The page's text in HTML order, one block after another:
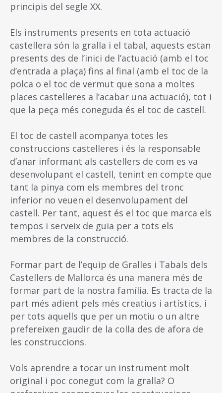
principis del segle XX.
Els instruments presents en tota actuació
castellera són la gralla i el tabal, aquests estan
presents des de l’inici de l’actuació (amb el toc
d’entrada a plaça) fins al final (amb el toc de la
polca o el toc de vermut que sona a moltes
places castelleres a l’acabar una actuació), tot i
que la peça més coneguda és el toc de castell.
El toc de castell acompanya totes les
construccions castelleres i és la responsable
d’anar informant als castellers de com es va
desenvolupant el castell, tenint en compte que
tant la pinya com els membres del tronc
inferior no veuen el desenvolupament del
castell. Per tant, aquest és el toc que marca els
tempos i serveix de guia per a tots els
membres de la construcció.
Formar part de l’equip de Gralles i Tabals dels
Castellers de Mallorca és una manera més de
formar part de la nostra família. Es tracta de la
part més adient pels més creatius i artístics, i
per tots aquells que per un motiu o un altre
prefereixen gaudir de la colla des de afora de
les construccions.
Vols aprendre a tocar un instrument molt
original i poc conegut com la gralla? O